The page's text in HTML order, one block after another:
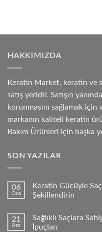
HAKKIMIZDA
Keratin Market, keratin ve
satış yeridir. Satışın
korunmasını sağlamak
markanın kaliteli keratin
Bakım Ürünleri için başka
SON YAZILAR
06
Oca
Keratin Gücüyle
Şekillendirin
21
Ara
Sağlıklı Saçlara
İpuçları